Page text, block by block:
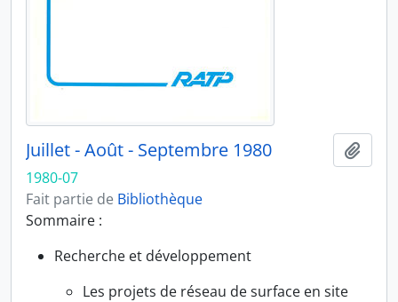
Juillet - Août - Septembre 1980
1980-07
Fait partie de Bibliothèque
Sommaire :
Recherche et développement
Les projets de réseau de surface en site